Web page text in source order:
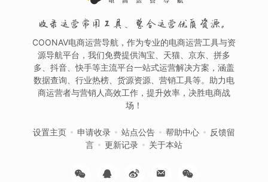
收录运营常用工具、整合运营优质资源。
COONAV电商运营导航，作为专业的电商运营工具与资
源导航平台，我们免费提供淘宝、天猫、京东、拼多
多、抖音、快手等主流平台一站式运营解决方案，涵盖
数据查询、行业热榜、货源资源、营销工具等。助力电
商运营者与营销人高效工作，提升效率，决胜电商战
场！
设置主页 申请收录 站点公告 帮助中心
反馈留
言
更新记录 关于本站